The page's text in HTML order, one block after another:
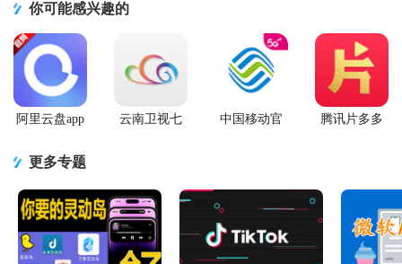
你可能感兴趣的
阿里云盘app
云南卫视七
中国移动官
腾讯片多多
更多专题